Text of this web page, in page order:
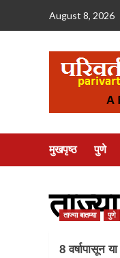
August 8, 2026
मुखपृष्ठ पुणे
ताज्या बातम्या पुणे
8 वर्षापासून